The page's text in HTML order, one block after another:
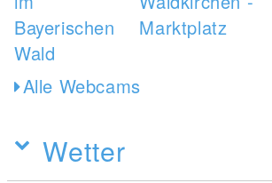
Alle Webcams
Wetter